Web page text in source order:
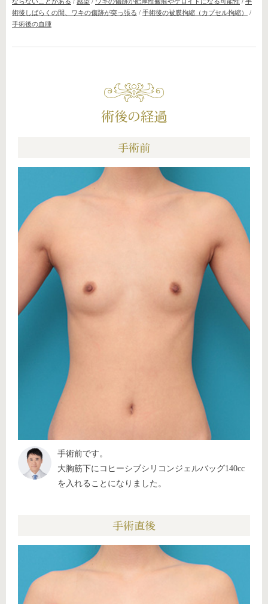
術後しばらくの間、ワキの傷跡が突っ張る / 手術後の被膜拘縮（カプセル拘縮）
/
手術後の血腫
術後の経過
手術前
手術前です。
大胸筋下にコヒーシブシリコンジェルバッグ140cc
を入れることになりました。
手術直後